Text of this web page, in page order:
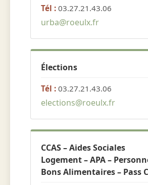
Tél : 03.27.21.43.06
urba@roeulx.fr
Élections
Tél : 03.27.21.43.06
elections@roeulx.fr
CCAS – Aides Sociales
Logement – APA –
Bons Alimentaires – Pass